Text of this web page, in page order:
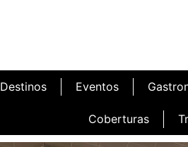
Destinos Eventos
Coberturas